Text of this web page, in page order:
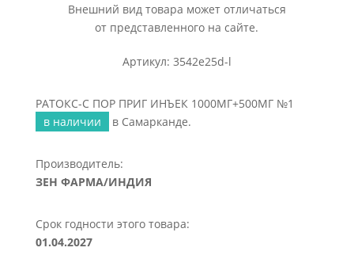
Внешний вид товара может отличаться
от представленного на сайте.
Артикул: 3542e25d-l
РАТОКС-С ПОР ПРИГ ИНЪЕК 1000МГ+500МГ №1
в наличии
в Самарканде.
Производитель:
ЗЕН ФАРМА/ИНДИЯ
Срок годности этого товара:
01.04.2027